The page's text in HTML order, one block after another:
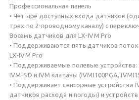
Профессиональная панель
• Четыре доступных входа датчиков
трех по 2-проводному каналу) с
Восемь датчиков для LX-IVM Pro
• Поддерживаются пять датчиков
LX-IVM Pro
• Поддерживаемые полевые устройства:
IVM-SD и IVM клапаны (IVMI100PGA,
• Поддерживает сенсорные устройства
датчиков расхода и погоды) и